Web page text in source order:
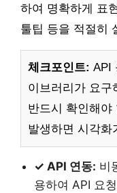
하여 명확하게 표
툴팁 등을 적절히
체크포인트: API
이브러리가 요구
반드시 확인해야
발생하면 시각화
✓ API 연동: 비
용하여 API 요